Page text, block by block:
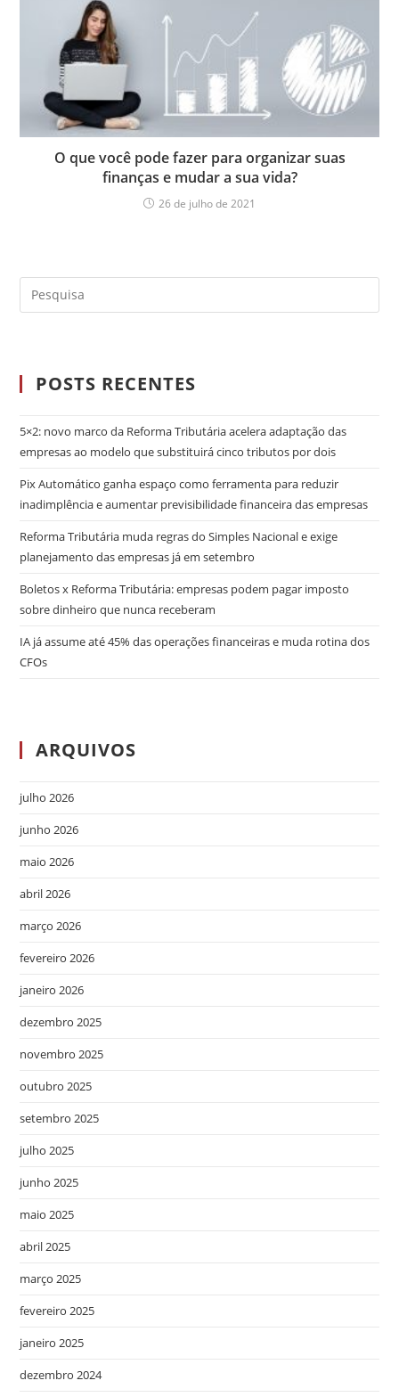
O que você pode fazer para organizar suas
finanças e mudar a sua vida?
26 de julho de 2021
POSTS RECENTES
5×2: novo marco da Reforma Tributária acelera adaptação das
empresas ao modelo que substituirá cinco tributos por dois
Pix Automático ganha espaço como ferramenta para reduzir
inadimplência e aumentar previsibilidade financeira das empresas
Reforma Tributária muda regras do Simples Nacional e exige
planejamento das empresas já em setembro
Boletos x Reforma Tributária: empresas podem pagar imposto
sobre dinheiro que nunca receberam
IA já assume até 45% das operações financeiras e muda rotina dos
CFOs
ARQUIVOS
julho 2026
junho 2026
maio 2026
abril 2026
março 2026
fevereiro 2026
janeiro 2026
dezembro 2025
novembro 2025
outubro 2025
setembro 2025
julho 2025
junho 2025
maio 2025
abril 2025
março 2025
fevereiro 2025
janeiro 2025
dezembro 2024